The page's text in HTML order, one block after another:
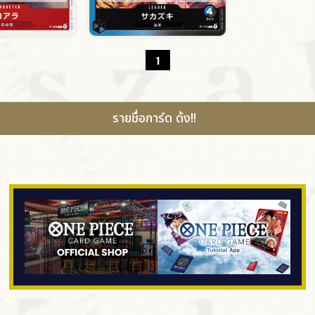
1
รายชื่อการ์ด ด้ง!!